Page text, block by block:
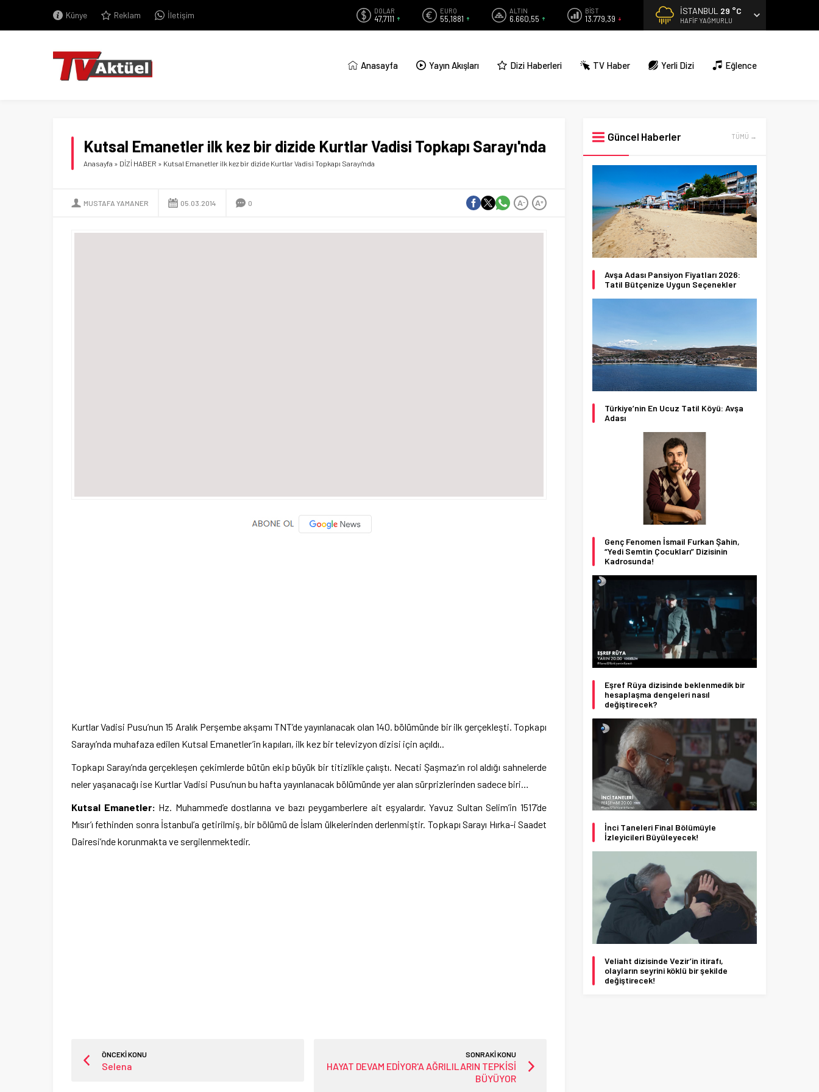
Künye Reklam İletişim DOLAR
47,7111
EURO
55,1881
ALTIN
6.660,55
BİST
13.779,39
İSTANBUL 29 °C
HAFIF YAĞMURLU
Anasayfa Yayın Akışları Dizi Haberleri TV Haber Yerli Dizi Eğlence
Kutsal Emanetler ilk kez bir dizide Kurtlar Vadisi Topkapı Sarayı'nda
Anasayfa » DİZİ HABER » Kutsal Emanetler ilk kez bir dizide Kurtlar Vadisi Topkapı Sarayı'nda
MUSTAFA YAMANER 05.03.2014 0 A+
A-
Kurtlar Vadisi Pusu’nun 15 Aralık Perşembe akşamı TNT’de yayınlanacak olan 140. bölümünde bir ilk gerçekleşti. Topkapı
Sarayı’nda muhafaza edilen Kutsal Emanetler’in kapıları, ilk kez bir televizyon dizisi için açıldı..
Topkapı Sarayı’nda gerçekleşen çekimlerde bütün ekip büyük bir titizlikle çalıştı. Necati Şaşmaz’ın rol aldığı sahnelerde
neler yaşanacağı ise Kurtlar Vadisi Pusu’nun bu hafta yayınlanacak bölümünde yer alan sürprizlerinden sadece biri…
Kutsal Emanetler: Hz. Muhammed’e dostlarına ve bazı peygamberlere ait eşyalardır. Yavuz Sultan Selim’in 1517’de
Mısır’ı fethinden sonra İstanbul’a getirilmiş, bir bölümü de İslam ülkelerinden derlenmiştir. Topkapı Sarayı Hırka-i Saadet
Dairesi’nde korunmakta ve sergilenmektedir.
ÖNCEKİ KONU
Selena
SONRAKİ KONU
HAYAT DEVAM EDİYOR'A AĞRILILARIN TEPKİSİ
BÜYÜYOR
Güncel Haberler TÜMÜ →
Avşa Adası Pansiyon Fiyatları 2026:
Tatil Bütçenize Uygun Seçenekler
Türkiye’nin En Ucuz Tatil Köyü: Avşa
Adası
Genç Fenomen İsmail Furkan Şahin,
“Yedi Semtin Çocukları” Dizisinin
Kadrosunda!
Eşref Rüya dizisinde beklenmedik bir
hesaplaşma dengeleri nasıl
değiştirecek?
İnci Taneleri Final Bölümüyle
İzleyicileri Büyüleyecek!
Veliaht dizisinde Vezir’in itirafı,
olayların seyrini köklü bir şekilde
değiştirecek!